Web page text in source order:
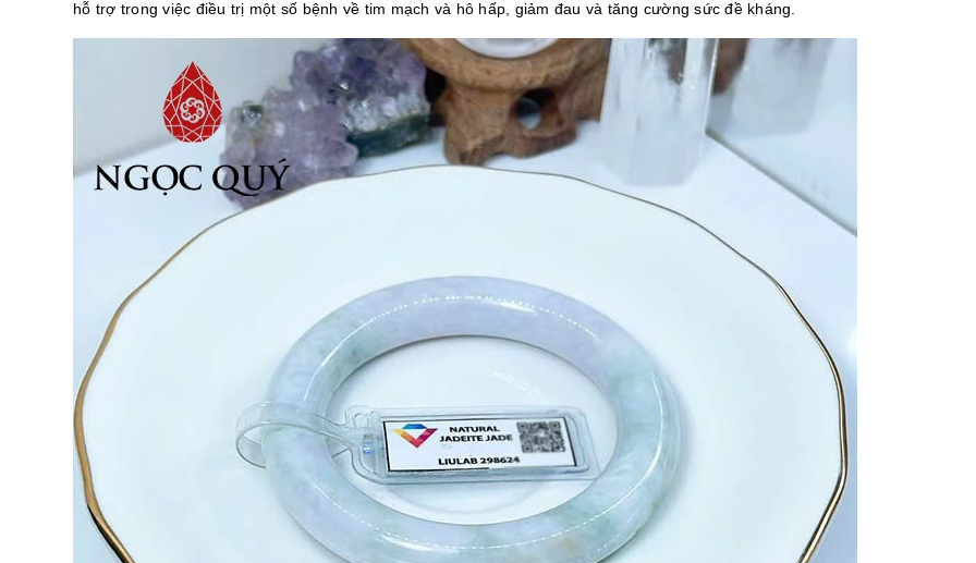
hỗ trợ trong việc điều trị một số bệnh về tim mạch và hô hấp, giảm đau và tăng cường sức đề kháng.